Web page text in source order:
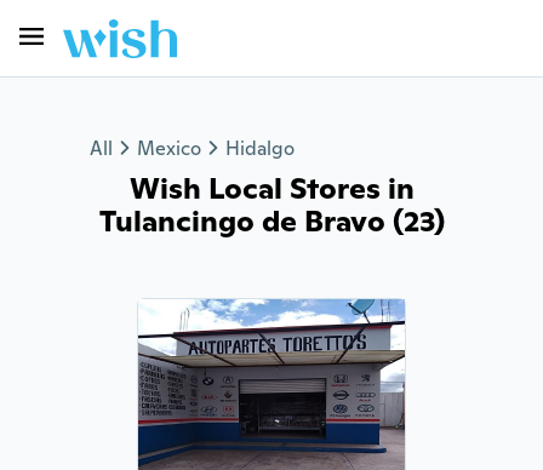
All Mexico Hidalgo
Wish Local Stores in
Tulancingo de Bravo (23)